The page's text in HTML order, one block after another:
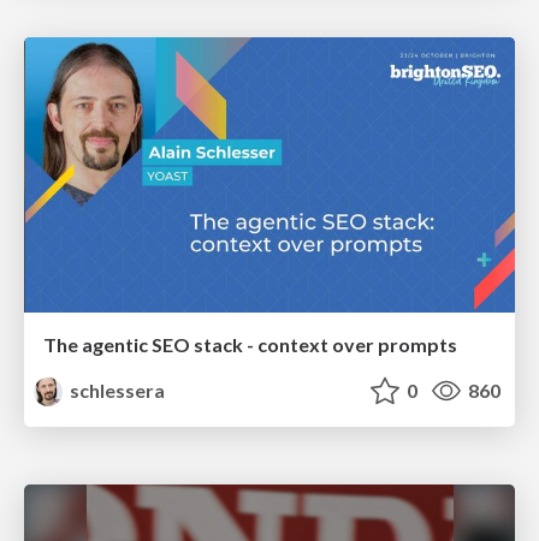
The agentic SEO stack - context over prompts
schlessera
0 860